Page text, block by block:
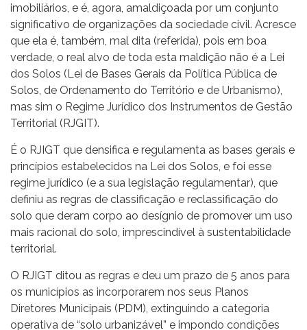
imobiliários, e é, agora, amaldiçoada por um conjunto
significativo de organizações da sociedade civil. Acresce
que ela é, também, mal dita (referida), pois em boa
verdade, o real alvo de toda esta maldição não é a Lei
dos Solos (Lei de Bases Gerais da Política Pública de
Solos, de Ordenamento do Território e de Urbanismo),
mas sim o Regime Jurídico dos Instrumentos de Gestão
Territorial (RJGIT).
É o RJIGT que densifica e regulamenta as bases gerais e
princípios estabelecidos na Lei dos Solos, e foi esse
regime jurídico (e a sua legislação regulamentar), que
definiu as regras de classificação e reclassificação do
solo que deram corpo ao desígnio de promover um uso
mais racional do solo, imprescindível à sustentabilidade
territorial.
O RJIGT ditou as regras e deu um prazo de 5 anos para
os municípios as incorporarem nos seus Planos
Diretores Municipais (PDM), extinguindo a categoria
operativa de “solo urbanizável” e impondo condições